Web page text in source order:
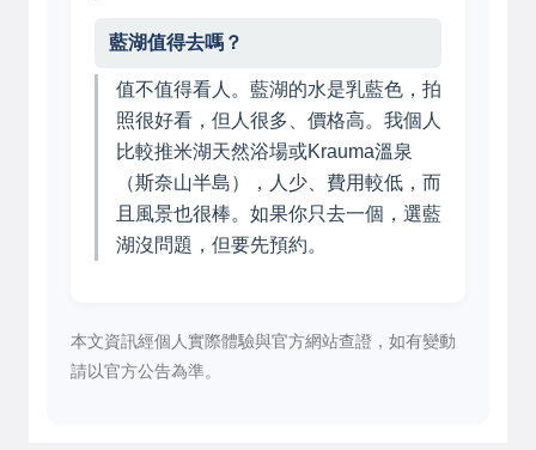
藍湖值得去嗎？
值不值得看人。藍湖的水是乳藍色，拍
照很好看，但人很多、價格高。我個人
比較推米湖天然浴場或Krauma溫泉
（斯奈山半島），人少、費用較低，而
且風景也很棒。如果你只去一個，選藍
湖沒問題，但要先預約。
本文資訊經個人實際體驗與官方網站查證，如有變動
請以官方公告為準。